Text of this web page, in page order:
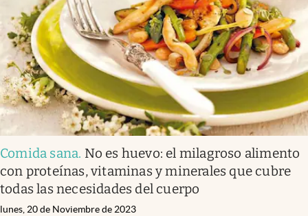
Comida sana. No es huevo: el milagroso alimento
con proteínas, vitaminas y minerales que cubre
todas las necesidades del cuerpo
lunes, 20 de Noviembre de 2023